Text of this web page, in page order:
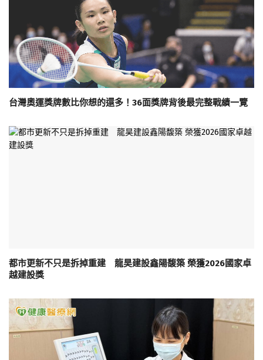
台灣奧運獎牌數比你想的還多！36面獎牌背後最完整戰績一覽
都市更新不只是拆掉重建 龍昊建設鑫陽馥築 榮獲2026國家卓
越建設獎